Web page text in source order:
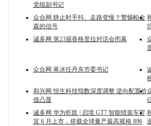
党组副书记
众合网 静止时手抖、走路变慢？警惕帕金
森的信号
诚多网 第23届香格里拉对话会闭幕
众合网 蒋冰任丹东市委书记
和兴网 恒生科技指数深度调整 逆向配置价
值凸显
诚多网 华为乾崑 | 启境 GT7 智能猎装车官
宣 6 月上市，搭载全球量产最高规格 896